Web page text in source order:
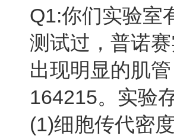
Q1:你们实验室
测试过，普诺
出现明显的肌
164215。实验
(1)细胞传代密